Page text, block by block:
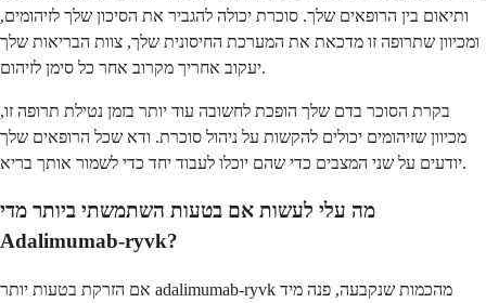
ותיאום בין הרופאים שלך. סוכרת יכולה להגביר את הסיכון שלך לזיהומים,
ומכיוון שתרופה זו מדכאת את המערכת החיסונית שלך, צוות הבריאות שלך
יעקוב אחריך מקרוב אחר כל סימן לזיהום.
בקרת הסוכר בדם שלך הופכת לחשובה עוד יותר בזמן נטילת תרופה זו,
מכיוון שזיהומים יכולים להקשות על ניהול סוכרת. ודא שכל הרופאים שלך
יודעים על שני המצבים כדי שהם יוכלו לעבוד יחד כדי לשמור אותך בריא.
מה עלי לעשות אם בטעות השתמשתי ביותר מדי
Adalimumab-ryvk?
אם הזרקת בטעות יותר adalimumab-ryvk מהכמות שנקבעה, פנה מיד